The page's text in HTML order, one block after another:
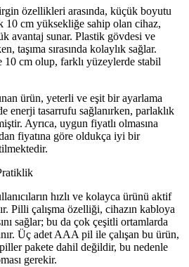
özellikleri arasında, küçük boyutu
10 cm yüksekliğe sahip olan cihaz,
avantaj sunar. Plastik gövdesi ve
taşıma sırasında kolaylık sağlar.
cm olup, farklı yüzeylerde stabil
ürün, yeterli ve eşit bir ayarlama
enerji tasarrufu sağlanırken, parlaklık
Ayrıca, uygun fiyatlı olmasına
fiyatına göre oldukça iyi bir
hızlı ve kolayca ürünü aktif
Pilli çalışma özelliği, cihazın kabloya
sağlar; bu da çok çeşitli ortamlarda
Üç adet AAA pil ile çalışan bu ürün,
pakete dahil değildir, bu nedenle
gerekir.